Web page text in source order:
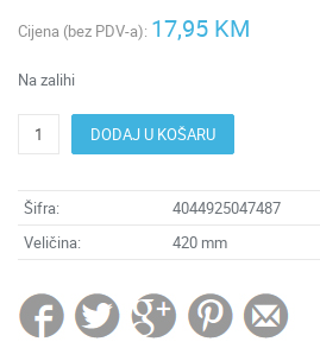
Cijena (bez PDV-a): 17,95 KM
Na zalihi
DODAJ U KOŠARU
Šifra:
4044925047487
Veličina:
420 mm